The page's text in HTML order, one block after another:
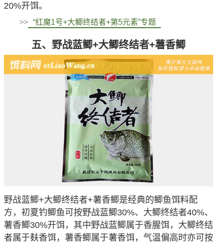
20%开饵。
>> “红魔1号+大鲫终结者+第5元素”专题
五、野战蓝鲫+大鲫终结者+薯香鲫
野战蓝鲫+大鲫终结者+薯香鲫是经典的鲫鱼饵料配
方，初夏钓鲫鱼可按野战蓝鲫30%、大鲫终结者40%、
薯香鲫30%开饵，其中野战蓝鲫属于香腥饵，大鲫终结
者属于麸香饵，薯香鲫属于薯香饵，气温偏高时亦可按